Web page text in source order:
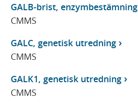
GALB-brist, enzymbestämning
CMMS
GALC, genetisk utredning
CMMS
GALK1, genetisk utredning
CMMS